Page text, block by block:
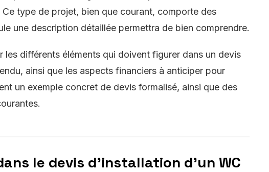
type de projet, bien que courant, comporte des
une description détaillée permettra de bien comprendre.
les différents éléments qui doivent figurer dans un devis
ainsi que les aspects financiers à anticiper pour
un exemple concret de devis formalisé, ainsi que des
le devis d'installation d'un WC